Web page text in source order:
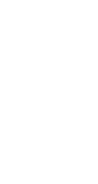
tilbud, særlige